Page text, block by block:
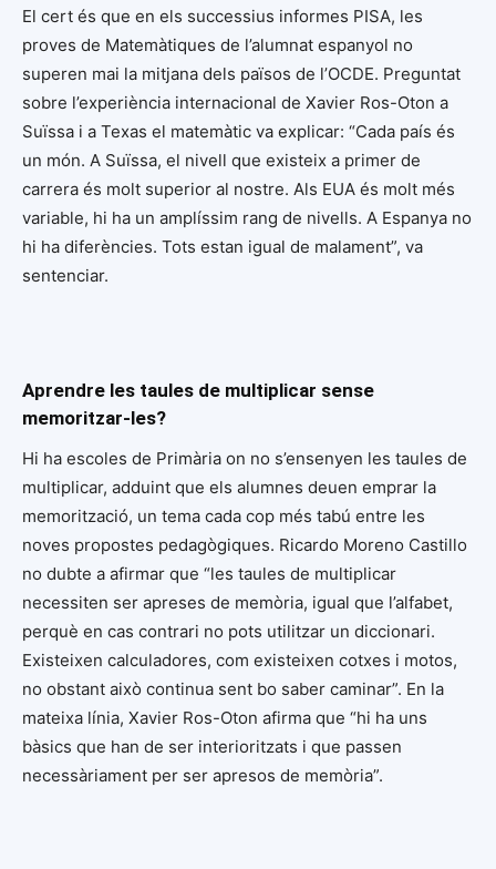
El cert és que en els successius informes PISA, les
proves de Matemàtiques de l’alumnat espanyol no
superen mai la mitjana dels països de l’OCDE. Preguntat
sobre l’experiència internacional de Xavier Ros-Oton a
Suïssa i a Texas el matemàtic va explicar: “Cada país és
un món. A Suïssa, el nivell que existeix a primer de
carrera és molt superior al nostre. Als EUA és molt més
variable, hi ha un amplíssim rang de nivells. A Espanya no
hi ha diferències. Tots estan igual de malament”, va
sentenciar.
Aprendre les taules de multiplicar sense
memoritzar-les?
Hi ha escoles de Primària on no s’ensenyen les taules de
multiplicar, adduint que els alumnes deuen emprar la
memorització, un tema cada cop més tabú entre les
noves propostes pedagògiques. Ricardo Moreno Castillo
no dubte a afirmar que “les taules de multiplicar
necessiten ser apreses de memòria, igual que l’alfabet,
perquè en cas contrari no pots utilitzar un diccionari.
Existeixen calculadores, com existeixen cotxes i motos,
no obstant això continua sent bo saber caminar”. En la
mateixa línia, Xavier Ros-Oton afirma que “hi ha uns
bàsics que han de ser interioritzats i que passen
necessàriament per ser apresos de memòria”.